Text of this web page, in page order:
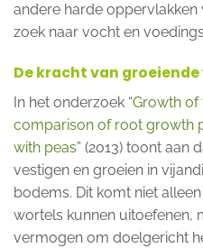
andere harde oppervlakken
zoek naar vocht en
De kracht van
In het onderzoek “Growth of
comparison of root growth
with peas” (2013) toont aan
vestigen en groeien in
bodems. Dit komt niet
wortels kunnen uitoefenen,
vermogen om doelgericht